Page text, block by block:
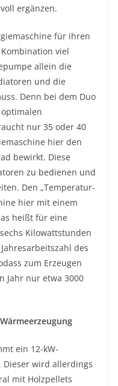
ergänzen.
für ihren
viel
allein die
und die
Denn bei dem Duo
nur 35 oder 40
hier den
bewirkt. Diese
zu bedienen und
Den „Temperatur-
hier mit einem
heißt für eine
Kilowattstunden
des
zum Erzeugen
Jahr nur etwa 3000
ein 12-kW-
Dieser wird allerdings
mit Holzpellets